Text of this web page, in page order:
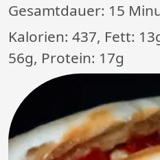
Gesamtdauer: 15
Kalorien: 437, Fett:
56g, Protein: 17g